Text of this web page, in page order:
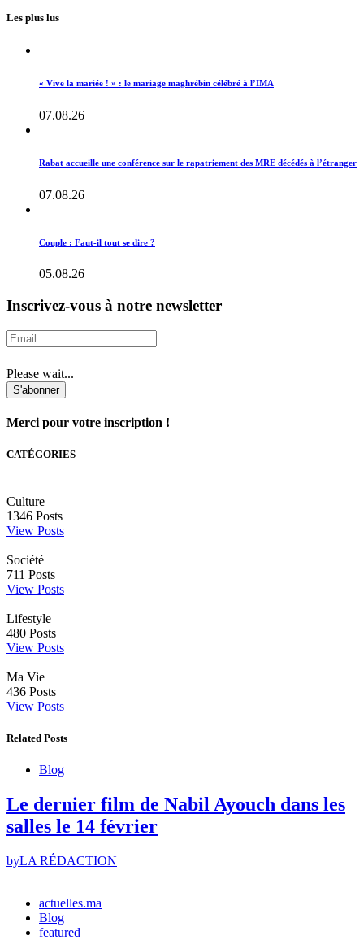
Les plus lus
« Vive la mariée ! » : le mariage maghrébin célébré à l’IMA
07.08.26
Rabat accueille une conférence sur le rapatriement des MRE décédés à l’étranger
07.08.26
Couple : Faut-il tout se dire ?
05.08.26
Inscrivez-vous à notre newsletter
Please wait...
S'abonner
Merci pour votre inscription !
CATÉGORIES
Culture
1346 Posts
View Posts
Société
711 Posts
View Posts
Lifestyle
480 Posts
View Posts
Ma Vie
436 Posts
View Posts
Related Posts
Blog
Le dernier film de Nabil Ayouch dans les
salles le 14 février
byLA RÉDACTION
actuelles.ma
Blog
featured